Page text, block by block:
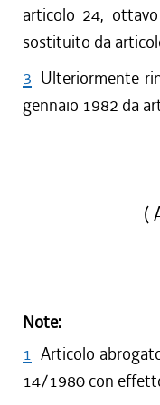
articolo 24,
sostituito da
3 Ulteriormente
gennaio 1982 da
(
Note:
1 Articolo
14/1980 con